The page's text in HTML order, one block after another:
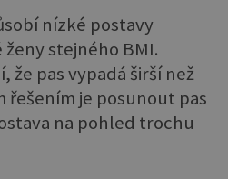
nízké postavy
stejného BMI.
že pas vypadá širší než
řešením je posunout pas
na pohled trochu